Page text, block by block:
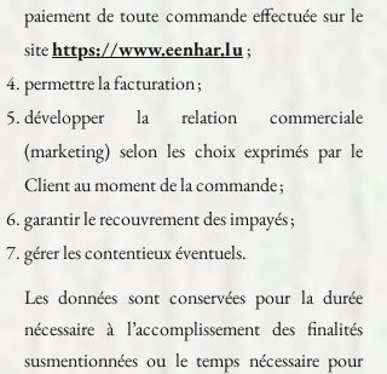
paiement de toute commande effectuée sur le
sitehttps://www.eenhar.lu;
permettre la facturation ;
développer la relation commerciale
(marketing) selon les choix exprimés par le
Client au moment de la commande ;
garantir le recouvrement des impayés ;
gérer les contentieux éventuels.
Les données sont conservées pour la durée
nécessaire à l’accomplissement des finalités
susmentionnées ou le temps nécessaire pour